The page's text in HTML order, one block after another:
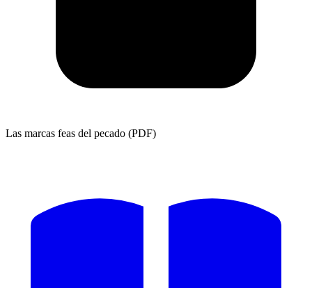
Las marcas feas del pecado (PDF)